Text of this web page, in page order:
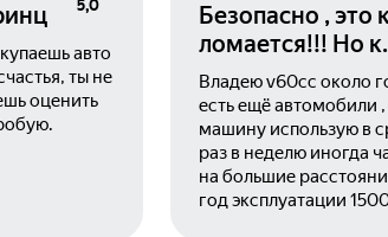
5,0
авто
ты не
оценить
Безопасно , это
ломается!!! Но к
сожалению
ломается
подло.
Владею v60сс около
есть ещё автомобили
машину использую в
раз в неделю иногда
на большие
год эксплуатации